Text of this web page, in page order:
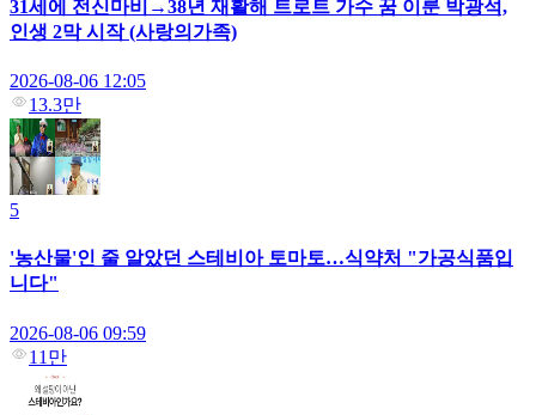
31세에 전신마비→38년 재활해 트로트 가수 꿈 이룬 박광석,
인생 2막 시작 (사랑의가족)
2026-08-06 12:05
13.3만
5
'농산물'인 줄 알았던 스테비아 토마토…식약처 "가공식품입
니다"
2026-08-06 09:59
11만